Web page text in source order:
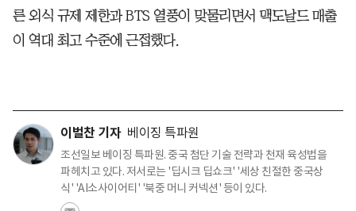
른 외식 규제 제한과 BTS 열풍이 맞물리면서 맥도날드 매출
이 역대 최고 수준에 근접했다.
이벌찬 기자 베이징 특파원
조선일보 베이징 특파원. 중국 첨단 기술 전략과 천재 육성법을
파헤치고 있다. 저서로는 '딥시크 딥쇼크' '세상 친절한 중국상
식' 'AI소사이어티' '북중 머니 커넥션' 등이 있다.